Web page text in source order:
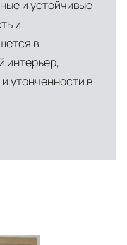
и устойчивые
и
в
интерьер,
утонченности в